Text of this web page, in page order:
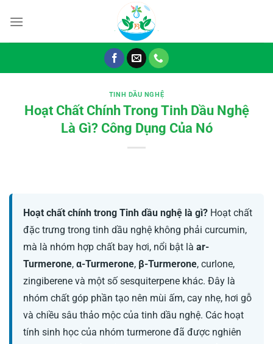
đến
TINH DẦU NGHỆ
Hoạt Chất Chính Trong Tinh Dầu Nghệ
Là Gì? Công Dụng Của Nó
Hoạt chất chính trong Tinh dầu nghệ là gì? Hoạt chất
đặc trưng trong tinh dầu nghệ không phải curcumin,
mà là nhóm hợp chất bay hơi, nổi bật là ar-
Turmerone, α-Turmerone, β-Turmerone, curlone,
zingiberene và một số sesquiterpene khác. Đây là
nhóm chất góp phần tạo nên mùi ấm, cay nhẹ, hơi gỗ
và chiều sâu thảo mộc của tinh dầu nghệ. Các hoạt
tính sinh học của nhóm turmerone đã được nghiên